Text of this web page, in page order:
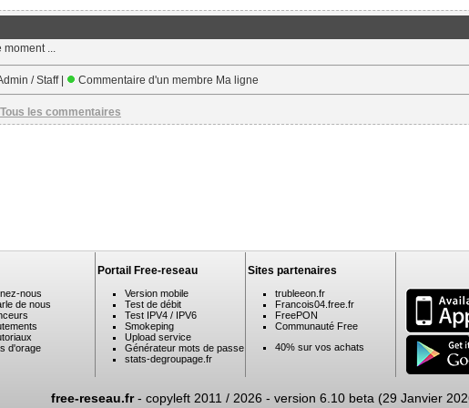
moment ...
/ Staff | Commentaire d'un membre Ma ligne
Tous les commentaires
nous
de nous
d'orage
Portail Free-reseau
Version mobile
Test de débit
Test IPV4 / IPV6
Smokeping
Upload service
Générateur mots de passe
stats-degroupage.fr
Sites partenaires
trubleeon.fr
Francois04.free.fr
FreePON
Communauté Free
40% sur vos achats
free-reseau.fr- copyleft 2011 / 2026 - version 6.10 beta (29 Janvier